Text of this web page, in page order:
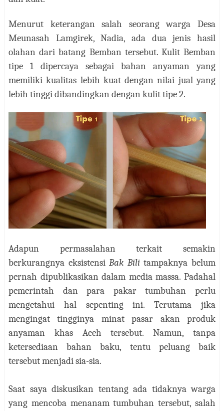
Menurut keterangan salah seorang warga Desa
Meunasah Lamgirek, Nadia, ada dua jenis hasil
olahan dari batang Bemban tersebut. Kulit Bemban
tipe 1 dipercaya sebagai bahan anyaman yang
memiliki kualitas lebih kuat dengan nilai jual yang
lebih tinggi dibandingkan dengan kulit tipe 2.
Adapun permasalahan terkait semakin
berkurangnya eksistensiBak Bili tampaknya belum
pernah dipublikasikan dalam media massa. Padahal
pemerintah dan para pakar tumbuhan perlu
mengetahui hal sepenting ini. Terutama jika
mengingat tingginya minat pasar akan produk
anyaman khas Aceh tersebut. Namun, tanpa
ketersediaan bahan baku, tentu peluang baik
tersebut menjadi sia-sia.
Saat saya diskusikan tentang ada tidaknya warga
yang mencoba menanam tumbuhan tersebut, salah